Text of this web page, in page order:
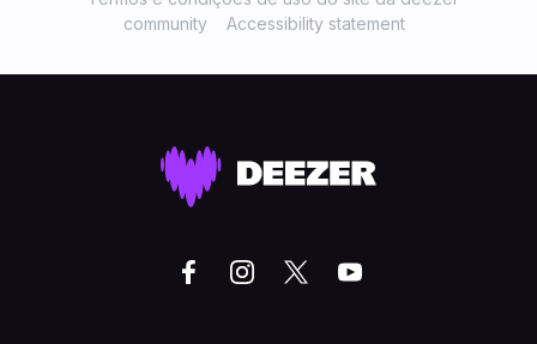
community
Accessibility statement